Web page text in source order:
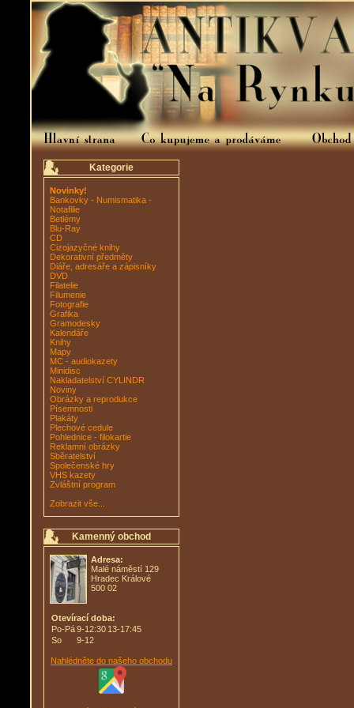
Kategorie
Novinky!
Bankovky - Numismatika -
Notafilie
Betlémy
Blu-Ray
CD
Cizojazyčné knihy
Dekorativní předměty
Diáře, adresáře a zápisníky
DVD
Filatelie
Filumenie
Fotografie
Grafika
Gramodesky
Kalendáře
Knihy
Mapy
MC - audiokazety
Minidisc
Nakladatelství CYLINDR
Noviny
Obrázky a reprodukce
Písemnosti
Plakáty
Plechové cedule
Pohlednice - filokartie
Reklamní obrázky
Sběratelství
Společenské hry
VHS kazety
Zvláštní program
Zobrazit vše...
Kamenný obchod
Adresa:
Malé náměstí 129
Hradec Králové
500 02
Otevírací doba:
Po-Pá9-12:30 13-17:45
So
9-12
Nahlédněte do našeho obchodu